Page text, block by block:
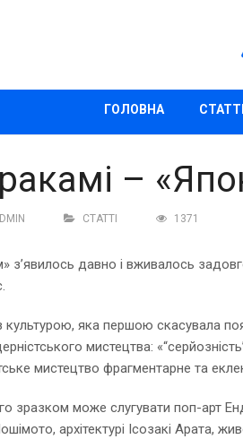
ГОЛОВНА СТАТТІ
–
СТАТТІ 1371
з’явилось давно і вживалось
культурою, яка першою скасувала
мистецтва:
мистецтво фрагментарне та
зразком може слугувати поп-арт
архітектурі Ісозакі Арата,